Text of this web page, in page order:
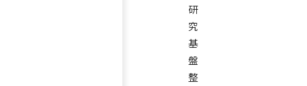
研
究
基
盤
整